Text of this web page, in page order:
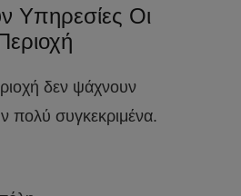
Υπηρεσίες Οι
δεν ψάχνουν
πολύ συγκεκριμένα.